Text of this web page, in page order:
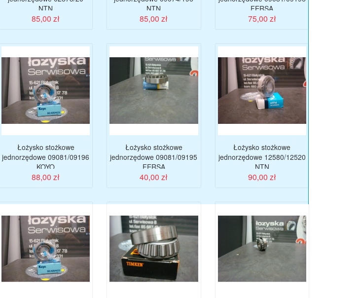
NTN
85,00 zł
NTN
85,00 zł
FERSA
75,00 zł
Łożysko stożkowe
jednorzędowe 09081/09196
KOYO
88,00 zł
Łożysko stożkowe
jednorzędowe 09081/09195
FERSA
40,00 zł
Łożysko stożkowe
jednorzędowe 12580/12520
NTN
90,00 zł